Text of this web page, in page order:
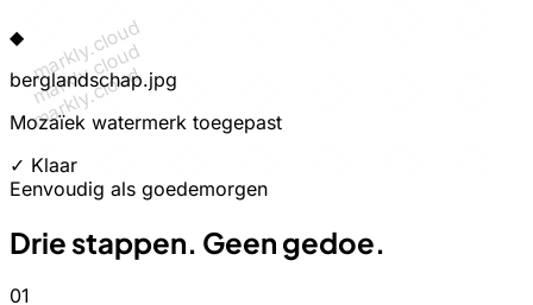
markly.cloud
markly.cloud
markly.cloud
◆
berglandschap.jpg
Mozaïek watermerk toegepast
✓ Klaar
Eenvoudig als goedemorgen
Drie stappen. Geen gedoe.
01